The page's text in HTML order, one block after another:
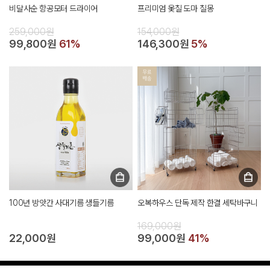
비달사순 항공모터 드라이어
259,000원
99,800원 61%
프리미엄 옻칠 도마 칠몽
154,000원
146,300원 5%
100년 방앗간 사대기름 생들기름
22,000원
오복하우스 단독 제작 한결 세탁바구니
169,000원
99,000원 41%